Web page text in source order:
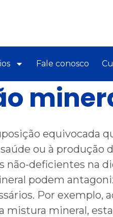
Fale conosco
equivocada
ou à produção
não-deficientes na
podem
Por exemplo,
mistura mineral,